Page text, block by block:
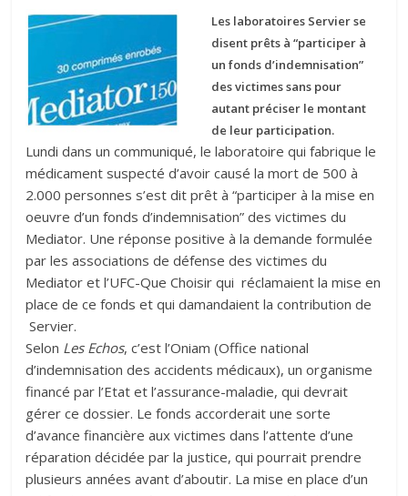
Les laboratoires Servier se
disent prêts à “participer à
un fonds d’indemnisation”
des victimes sans pour
autant préciser le montant
de leur participation.
Lundi dans un communiqué, le laboratoire qui fabrique le
médicament suspecté d’avoir causé la mort de 500 à
2.000 personnes s’est dit prêt à “participer à la mise en
oeuvre d’un fonds d’indemnisation” des victimes du
Mediator. Une réponse positive à la demande formulée
par les associations de défense des victimes du
Mediator et l’UFC-Que Choisir qui réclamaient la mise en
place de ce fonds et qui damandaient la contribution de
Servier.
Selon Les Echos, c’est l’Oniam (Office national
d’indemnisation des accidents médicaux), un organisme
financé par l’Etat et l’assurance-maladie, qui devrait
gérer ce dossier. Le fonds accorderait une sorte
d’avance financière aux victimes dans l’attente d’une
réparation décidée par la justice, qui pourrait prendre
plusieurs années avant d’aboutir. La mise en place d’un